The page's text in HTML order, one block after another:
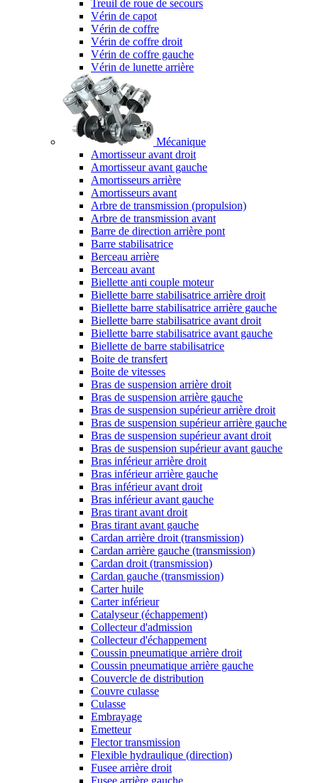
Treuil de roue de secours
Vérin de capot
Vérin de coffre
Vérin de coffre droit
Vérin de coffre gauche
Vérin de lunette arrière
Mécanique
Amortisseur avant droit
Amortisseur avant gauche
Amortisseurs arrière
Amortisseurs avant
Arbre de transmission (propulsion)
Arbre de transmission avant
Barre de direction arrière pont
Barre stabilisatrice
Berceau arrière
Berceau avant
Biellette anti couple moteur
Biellette barre stabilisatrice arrière droit
Biellette barre stabilisatrice arrière gauche
Biellette barre stabilisatrice avant droit
Biellette barre stabilisatrice avant gauche
Biellette de barre stabilisatrice
Boite de transfert
Boite de vitesses
Bras de suspension arrière droit
Bras de suspension arrière gauche
Bras de suspension supérieur arrière droit
Bras de suspension supérieur arrière gauche
Bras de suspension supérieur avant droit
Bras de suspension supérieur avant gauche
Bras inférieur arrière droit
Bras inférieur arrière gauche
Bras inférieur avant droit
Bras inférieur avant gauche
Bras tirant avant droit
Bras tirant avant gauche
Cardan arrière droit (transmission)
Cardan arrière gauche (transmission)
Cardan droit (transmission)
Cardan gauche (transmission)
Carter huile
Carter inférieur
Catalyseur (échappement)
Collecteur d'admission
Collecteur d'échappement
Coussin pneumatique arrière droit
Coussin pneumatique arrière gauche
Couvercle de distribution
Couvre culasse
Culasse
Embrayage
Emetteur
Flector transmission
Flexible hydraulique (direction)
Fusee arrière droit
Fusee arrière gauche